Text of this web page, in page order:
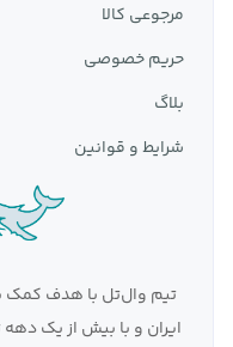
مرجوعی کالا
حریم خصوصی
بلاگ
شرایط و قوانین
تیم وال‌تل با هدف کمک
ایران و با بیش از یک دهه